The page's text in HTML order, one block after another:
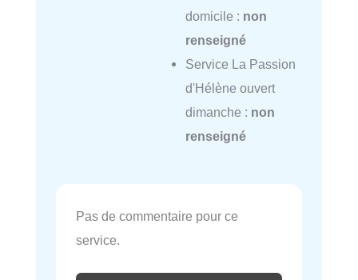
domicile : non
renseigné
Service La Passion
d'Hélène ouvert
dimanche : non
renseigné
Pas de commentaire pour ce
service.